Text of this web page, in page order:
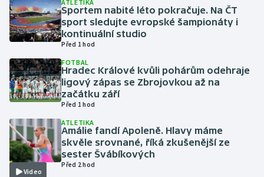
Judo
Krasobruslení
Lezení
Lyže a snowboard
Moderní pětiboj
Motorsport
ATLETIKA
Sportem nabité léto pokračuje. Na ČT
sport sledujte evropské šampionáty i
kontinuální studio
Před 1 hod
FOTBAL
Hradec Králové kvůli pohárům odehraje
ligový zápas se Zbrojovkou až na
začátku září
Před 1 hod
Video
ATLETIKA
Amálie fandí Apoleně. Hlavy máme
skvěle srovnané, říká zkušenější ze
sester Švábíkových
Před 2 hod